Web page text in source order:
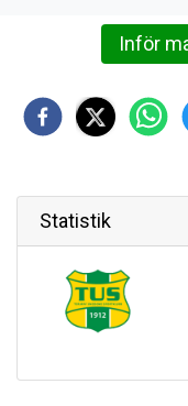
Inför
Statistik